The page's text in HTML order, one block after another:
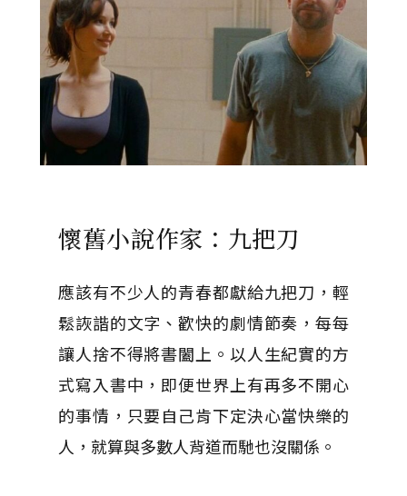
懷舊小說作家：九把刀
應該有不少人的青春都獻給九把刀，輕
鬆詼諧的文字、歡快的劇情節奏，每每
讓人捨不得將書闔上。以人生紀實的方
式寫入書中，即便世界上有再多不開心
的事情，只要自己肯下定決心當快樂的
人，就算與多數人背道而馳也沒關係。